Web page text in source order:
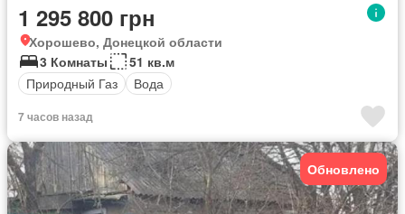
1 295 800 грн
Хорошево, Донецкой области
3 Комнаты
51 кв.м
Природный Газ
Вода
7 часов назад
Обновлено